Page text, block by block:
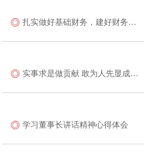
扎实做好基础财务，建好财务形象窗口
实事求是做贡献 敢为人先显成色——学习董事长1·31讲话心得体会
学习董事长讲话精神心得体会